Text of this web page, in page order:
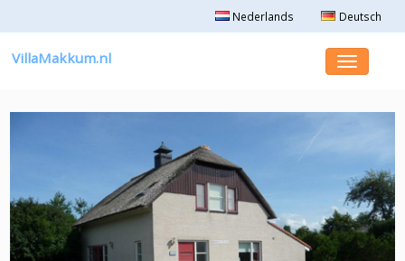
Nederlands Deutsch
VillaMakkum.nl